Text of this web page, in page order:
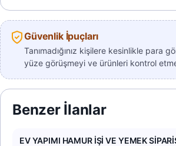
Güvenlik İpuçları
Tanımadığınız kişilere kesinlikle para
yüze görüşmeyi ve ürünleri kontrol
Benzer İlanlar
EV YAPIMI HAMUR İŞİ VE YEMEK